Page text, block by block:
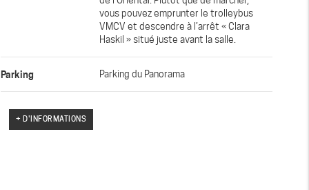
vous pouvez emprunter le trolleybus
VMCV et descendre à l’arrêt « Clara
Haskil » situé juste avant la salle.
Parking Parking du Panorama
+ D'INFORMATIONS